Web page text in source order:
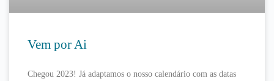
Vem por Ai
Chegou 2023! Já adaptamos o nosso calendário com as datas